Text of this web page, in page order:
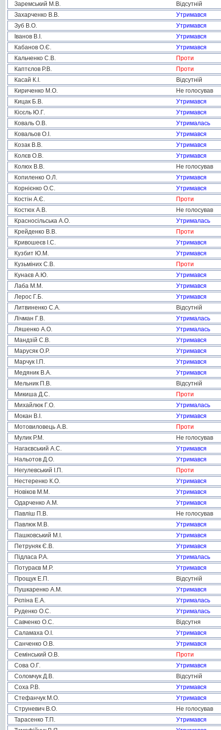
Заремський М.В.
Відсутній
Захарченко В.В.
Утримався
Зуб В.О.
Утримався
Іванов В.І.
Утримався
Кабанов О.Є.
Утримався
Кальченко С.В.
Проти
Каптєлов Р.В.
Проти
Касай К.І.
Відсутній
Кириченко М.О.
Не голосував
Кицак Б.В.
Утримався
Кісєль Ю.Г.
Утримався
Коваль О.В.
Утрималась
Ковальов О.І.
Утримався
Козак В.В.
Утримався
Колєв О.В.
Утримався
Колюх В.В.
Не голосував
Копиленко О.Л.
Утримався
Корнієнко О.С.
Утримався
Костін А.Є.
Проти
Костюх А.В.
Не голосував
Красносільська А.О.
Утрималась
Крейденко В.В.
Проти
Кривошеєв І.С.
Утримався
Кузбит Ю.М.
Утримався
Кузьміних С.В.
Проти
Кунаєв А.Ю.
Утримався
Лаба М.М.
Утримався
Лерос Г.Б.
Утримався
Литвиненко С.А.
Відсутній
Лічман Г.В.
Утрималась
Ляшенко А.О.
Утрималась
Мандзій С.В.
Утримався
Марусяк О.Р.
Утримався
Марчук І.П.
Утримався
Медяник В.А.
Утримався
Мельник П.В.
Відсутній
Микиша Д.С.
Проти
Михайлюк Г.О.
Утрималась
Мокан В.І.
Утримався
Мотовиловець А.В.
Проти
Мулик Р.М.
Не голосував
Нагаєвський А.С.
Утримався
Нальотов Д.О.
Утримався
Негулевський І.П.
Проти
Нестеренко К.О.
Утримався
Новіков М.М.
Утримався
Одарченко А.М.
Утримався
Павліш П.В.
Не голосував
Павлюк М.В.
Утримався
Пашковський М.І.
Утримався
Петруняк Є.В.
Утримався
Підласа Р.А.
Утрималась
Потураєв М.Р.
Утримався
Прощук Е.П.
Відсутній
Пушкаренко А.М.
Утримався
Рєпіна Е.А.
Утрималась
Руденко О.С.
Утрималась
Савченко О.С.
Відсутня
Саламаха О.І.
Утримався
Санченко О.В.
Утримався
Семінський О.В.
Проти
Сова О.Г.
Утримався
Соломчук Д.В.
Відсутній
Соха Р.В.
Утримався
Стефанчук М.О.
Утримався
Струневич В.О.
Не голосував
Тарасенко Т.П.
Утримався